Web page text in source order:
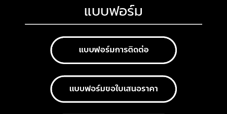
แบบฟอร์ม